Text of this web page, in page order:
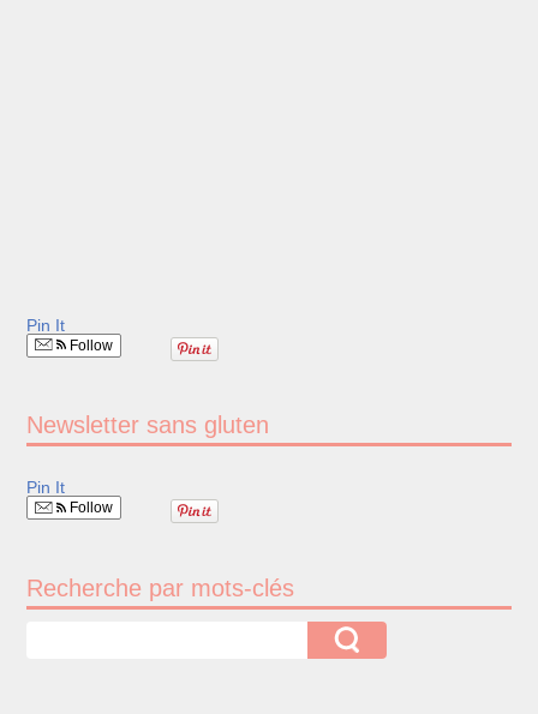
Pin It
Follow
Newsletter sans gluten
Pin It
Follow
Recherche par mots-clés